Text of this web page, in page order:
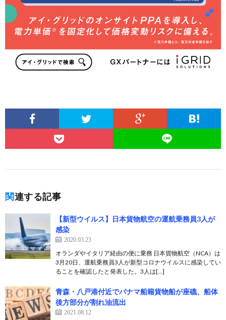
関連する記事
【新型ウイルス】日本貨物航空の運航乗務員3人が
感染
2020.03.23
オランダやイタリア経由の便に乗務 日本貨物航空（NCA）は
3月20日、運航乗務員3人が新型コロナウイルスに感染してい
ることを確認したと発表した。3人は[…]
青森・八戸港付近でパナマ船籍貨物船が座礁、船体
後方部分が割れ油流出
2021.08.12